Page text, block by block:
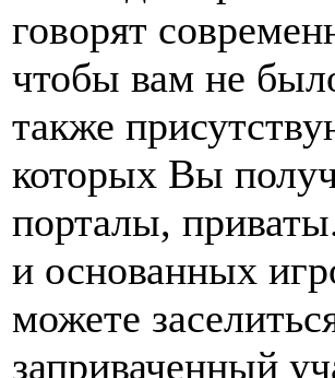
говорят
чтобы вам не
также
которых Вы
порталы,
и основанных
можете
заприваченный